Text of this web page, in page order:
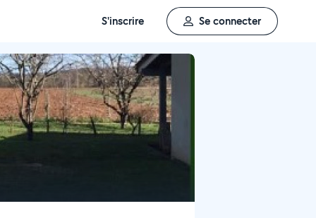
S'inscrire Se connecter